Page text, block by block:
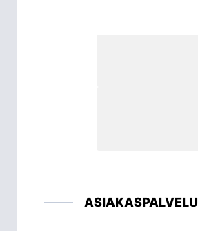
ASIAKASPALVELU